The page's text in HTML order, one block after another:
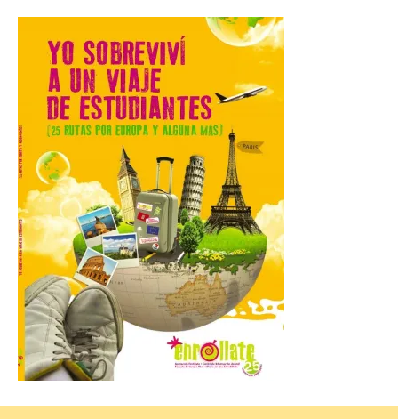
de Asturias (FIDMA) se
celebra del 1 al 16 de
agosto de 2026 en el
Recinto Ferial de Asturias Luis Adaro de
Gijón. El Recinto Ferial Luis Adaro de
Gijón/Xixón acoge […]
La Comarca de las Cinco
Villas, un lugar ideal para
ver el eclipse solar
9 Ago 2026
El próximo 12 de agosto
se producirá el fenómeno
natural excepcional que
podrá verse en muchos
puntos de la comarca,
pero hay que recordar que la observación
debe hacerse siguiendo las pautas de
Cinco Villas […]